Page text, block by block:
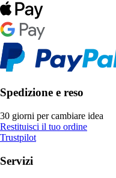
Spedizione e reso
30 giorni per cambiare idea
Restituisci il tuo ordine
Trustpilot
Servizi